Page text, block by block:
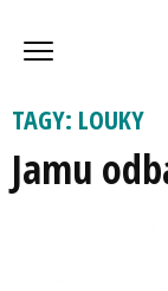
TAGY: LOUKY
Jamu